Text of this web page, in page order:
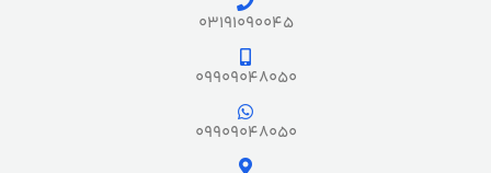
03191090045
09909048050
09909048050